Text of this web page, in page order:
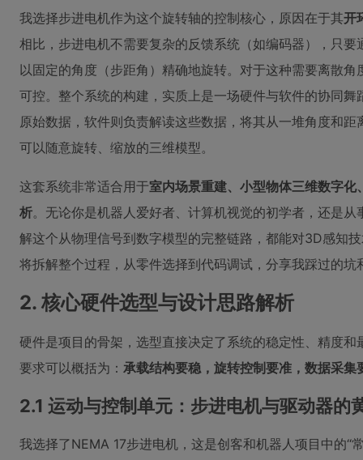
我选择步进电机作为这个旋转轴的控制核心，原因在于其开
相比，步进电机不需要复杂的反馈系统（如编码器），只
以固定的角度（步距角）精确地旋转。对于这种需要离散
可控。整个系统的构建，实质上是一场硬件与软件的协同
原始数据，软件则负责解读这些数据，将其从一堆角度和
可以随意旋转、缩放的三维模型。
这套系统非常适合用于室内场景重建、小型物体三维数字
析。无论你是机器人爱好者、计算机视觉的初学者，还是
解这个从物理信号到数字模型的完整链路，都能对3D感知
将拆解整个过程，从零件选择到代码调试，分享我踩过的坑
2. 核心硬件选型与设计思路解析
硬件是项目的骨架，选型直接决定了系统的稳定性、精度
要求可以概括为： 承载结构要稳，旋转控制要准，数据采集
2.1 运动与控制单元：步进电机与驱动器的
我选择了NEMA 17步进电机，这是创客和机器人项目中的“